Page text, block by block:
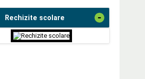
Rechizite scolare -